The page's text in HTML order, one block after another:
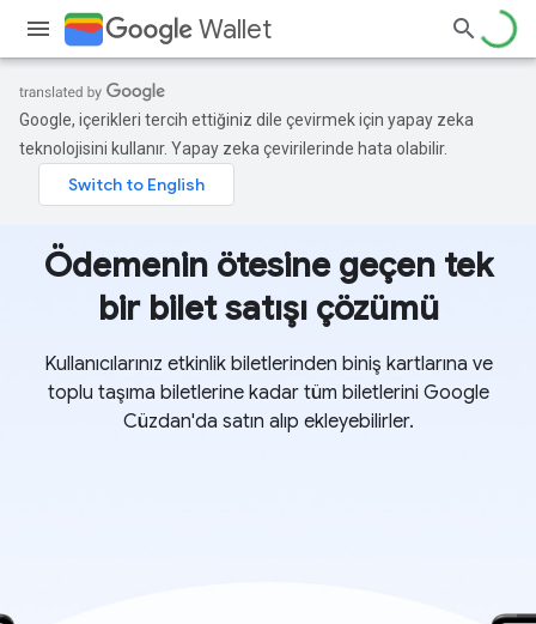
Wallet
Google, içerikleri tercih ettiğiniz dile çevirmek için yapay zeka
teknolojisini kullanır. Yapay zeka çevirilerinde hata olabilir.
Ödemenin ötesine geçen tek
bir bilet satışı çözümü
Kullanıcılarınız etkinlik biletlerinden biniş kartlarına ve
toplu taşıma biletlerine kadar tüm biletlerini Google
Cüzdan'da satın alıp ekleyebilirler.